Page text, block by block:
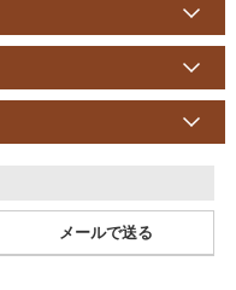
メールで送る